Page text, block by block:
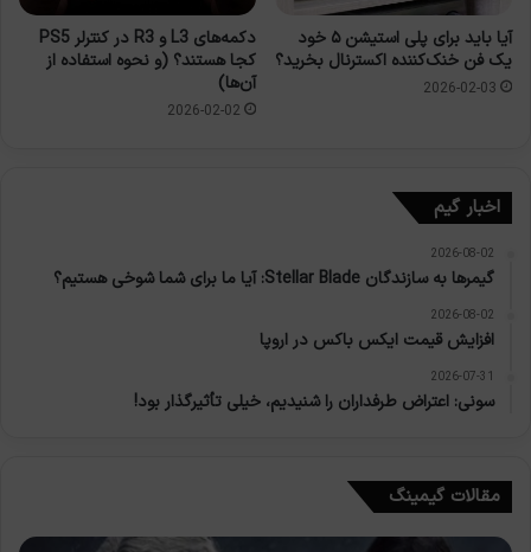
آیا باید برای پلی استیشن ۵ خود
یک فن خنک‌کننده اکسترنال بخرید؟
2026-02-03
دکمه‌های L3 و R3 در کنترلر PS5
کجا هستند؟ (و نحوه استفاده از
آن‌ها)
2026-02-02
اخبار گیم
2026-08-02
گیمرها به سازندگان Stellar Blade: آیا ما برای شما شوخی هستیم؟
2026-08-02
افزایش قیمت ایکس باکس در اروپا
2026-07-31
سونی: اعتراض طرفداران را شنیدیم، خیلی تأثیرگذار بود!
مقالات گیمینگ